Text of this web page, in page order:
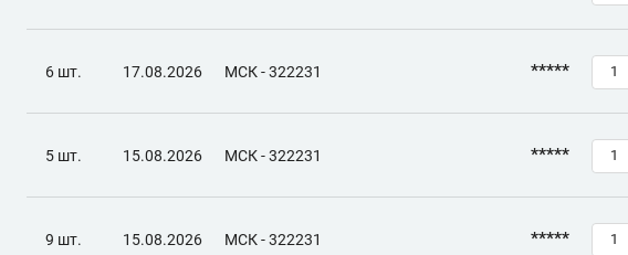
6 шт. 17.08.2026 МСК - 322231 *****
5 шт. 15.08.2026 МСК - 322231 *****
9 шт. 15.08.2026 МСК - 322231 *****